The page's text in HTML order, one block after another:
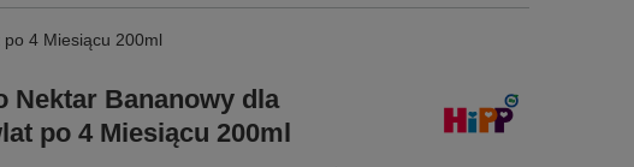
4 Miesiącu 200ml
Nektar Bananowy dla
po 4 Miesiącu 200ml